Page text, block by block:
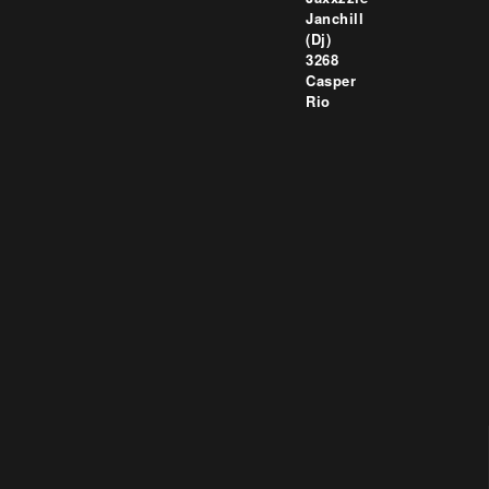
Janchill
(Dj)
3268
Casper
Rio